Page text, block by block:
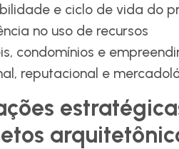
e ciclo de vida do
no uso de recursos
condomínios e
reputacional e